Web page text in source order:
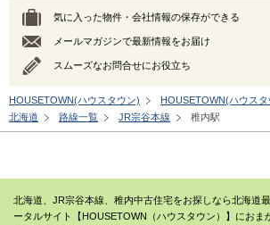
気に入った物件・会社情報の保存ができる
メールマガジンで最新情報をお届け
スムーズなお問合せにお役立ち
HOUSETOWN(ハウスタウン)
HOUSETOWN(ハウス
北海道
路線一覧 JR宗谷本線 稚内駅
北海道、JR宗谷本線、稚内中古住宅をお探しなら北海道
ータルサイト【HOUSETOWN（ハウスタウン）】におま